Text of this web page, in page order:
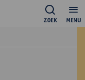
MENU
ZOEK